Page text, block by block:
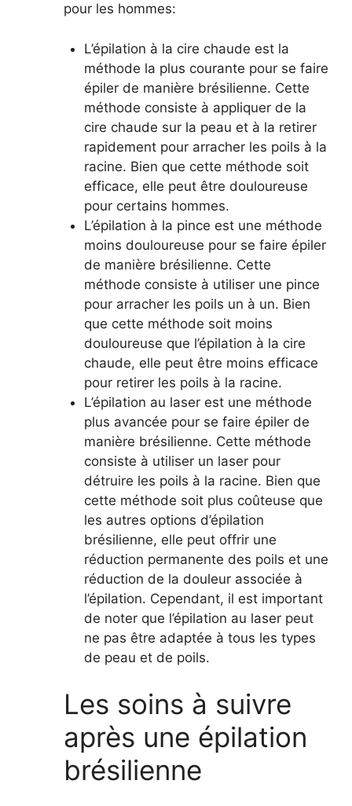
pour les hommes:
L’épilation à la cire chaude est la
méthode la plus courante pour se faire
épiler de manière brésilienne. Cette
méthode consiste à appliquer de la
cire chaude sur la peau et à la retirer
rapidement pour arracher les poils à la
racine. Bien que cette méthode soit
efficace, elle peut être douloureuse
pour certains hommes.
L’épilation à la pince est une méthode
moins douloureuse pour se faire épiler
de manière brésilienne. Cette
méthode consiste à utiliser une pince
pour arracher les poils un à un. Bien
que cette méthode soit moins
douloureuse que l’épilation à la cire
chaude, elle peut être moins efficace
pour retirer les poils à la racine.
L’épilation au laser est une méthode
plus avancée pour se faire épiler de
manière brésilienne. Cette méthode
consiste à utiliser un laser pour
détruire les poils à la racine. Bien que
cette méthode soit plus coûteuse que
les autres options d’épilation
brésilienne, elle peut offrir une
réduction permanente des poils et une
réduction de la douleur associée à
l’épilation. Cependant, il est important
de noter que l’épilation au laser peut
ne pas être adaptée à tous les types
de peau et de poils.
Les soins à suivre
après une épilation
brésilienne